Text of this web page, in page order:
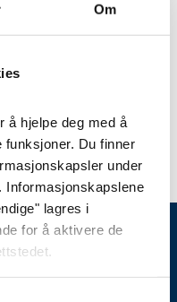
Om
å hjelpe deg med å
Du finner
under
Informasjonskapslene
lagres i
for å aktivere de